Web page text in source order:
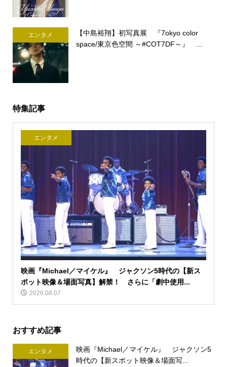
エンタメ
【中島裕翔】初写真展 『7okyo color
space/東京色空間 ～#COT7DF～』 ...
特集記事
エンタメ
映画『Michael／マイケル』 ジャクソン5時代の【新ス
ポット映像＆場面写真】解禁！ さらに「劇中使用...
2026.08.07
おすすめ記事
エンタメ
映画『Michael／マイケル』 ジャクソン5
時代の【新スポット映像＆場面写...